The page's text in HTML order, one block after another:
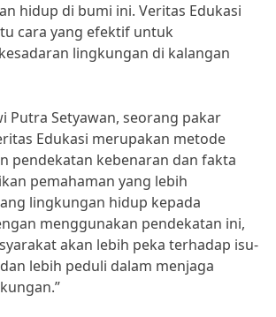
hidup di bumi ini. Veritas Edukasi
cara yang efektif untuk
lingkungan di kalangan
Putra Setyawan, seorang pakar
Edukasi merupakan metode
pendekatan kebenaran dan fakta
pemahaman yang lebih
lingkungan hidup kepada
menggunakan pendekatan ini,
akan lebih peka terhadap isu-
lebih peduli dalam menjaga